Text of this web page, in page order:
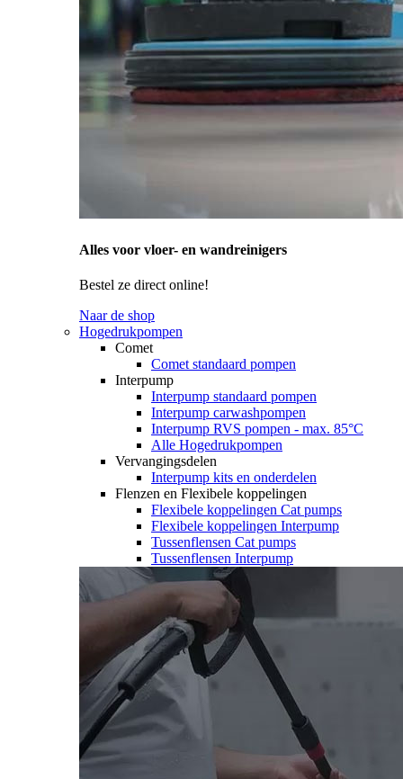
Alles voor vloer- en wandreinigers
Bestel ze direct online!
Naar de shop
Hogedrukpompen
Comet
Comet standaard pompen
Interpump
Interpump standaard pompen
Interpump carwashpompen
Interpump RVS pompen - max. 85°C
Alle Hogedrukpompen
Vervangingsdelen
Interpump kits en onderdelen
Flenzen en Flexibele koppelingen
Flexibele koppelingen Cat pumps
Flexibele koppelingen Interpump
Tussenflensen Cat pumps
Tussenflensen Interpump